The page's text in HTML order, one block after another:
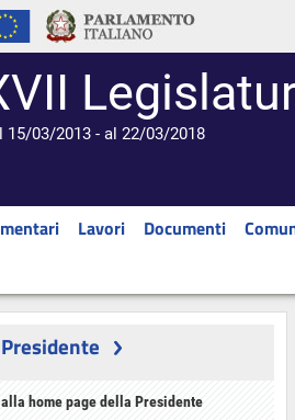
15/03/2013 - al 22/03/2018
Lavori Documenti
home page della Presidente